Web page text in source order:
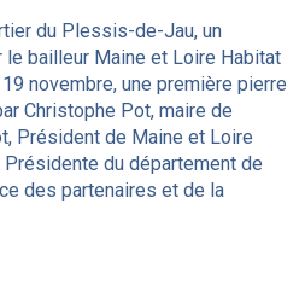
du Plessis-de-Jau, un
bailleur Maine et Loire Habitat
novembre, une première pierre
Christophe Pot, maire de
Président de Maine et Loire
du département de
des partenaires et de la